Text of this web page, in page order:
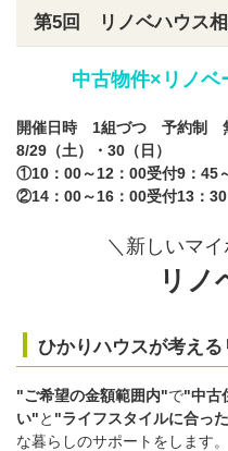
第5回 リノベハウス
中古物件×リノベ
開催日時 1組づつ 予約制
8/29（土）・30（日）
①10：00～12：00受付9：45
②14：00～16：00受付13：30
＼新しいマ
リノ
ひかりハウスが考える
"ご希望の金額範囲内"で"中古
い"と "ライフスタイルに合っ
な暮らしのサポートをします。